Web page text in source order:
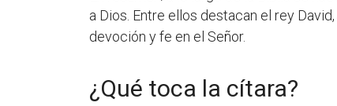
a Dios. Entre ellos destacan el rey
devoción y fe en el Señor.
¿Qué toca la cítara?